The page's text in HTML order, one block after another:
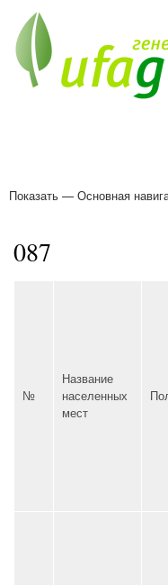
Основная
Показать — Основная
087
№
Название
населенных
мест